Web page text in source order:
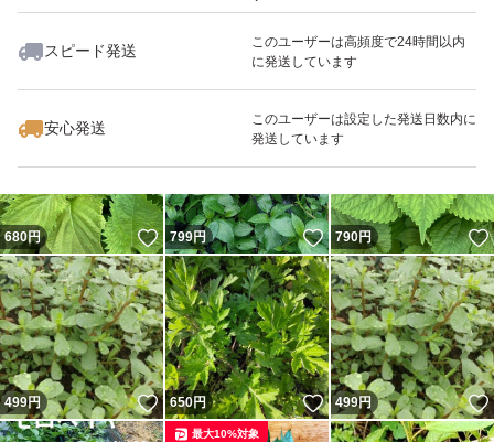
スピード発送
このユーザーは高頻度で24時間以内
に発送しています
安心発送
このユーザーは設定した発送日数内に
発送しています
いいね！
1,780
680円 いいね！
799円 いいね！
790円
499円 いいね！
650円 いいね！
499円
最大10%対象